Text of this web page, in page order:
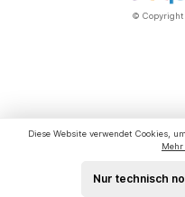
© Copyright
Diese Website verwendet Cookies,
Mehr
Nur technisch